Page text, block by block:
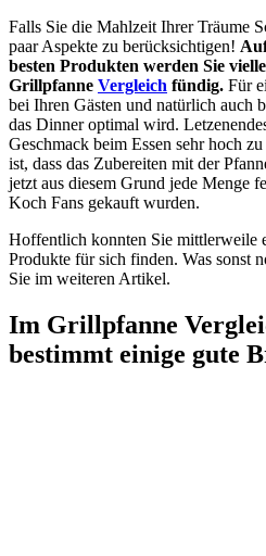
Falls Sie die Mahlzeit Ihrer Träume
paar Aspekte zu berücksichtigen!
besten Produkten werden Sie
Grillpfanne Vergleich fündig. Für
bei Ihren Gästen und natürlich auch
das Dinner optimal wird.
Geschmack beim Essen sehr hoch
ist, dass das Zubereiten mit der
jetzt aus diesem Grund jede Menge
Koch Fans gekauft wurden.
Hoffentlich konnten Sie mittlerweile
Produkte für sich finden. Was sonst
Sie im weiteren Artikel.
Im Grillpfanne
bestimmt einige gute